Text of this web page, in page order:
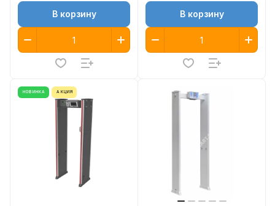
В корзину В корзину
НОВИНКА АКЦИЯ